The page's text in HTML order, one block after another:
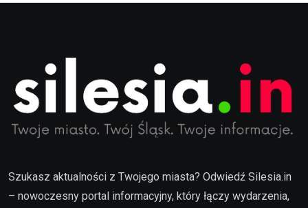
Szukasz aktualności z Twojego miasta? Odwiedź Silesia.in
– nowoczesny portal informacyjny, który łączy wydarzenia,